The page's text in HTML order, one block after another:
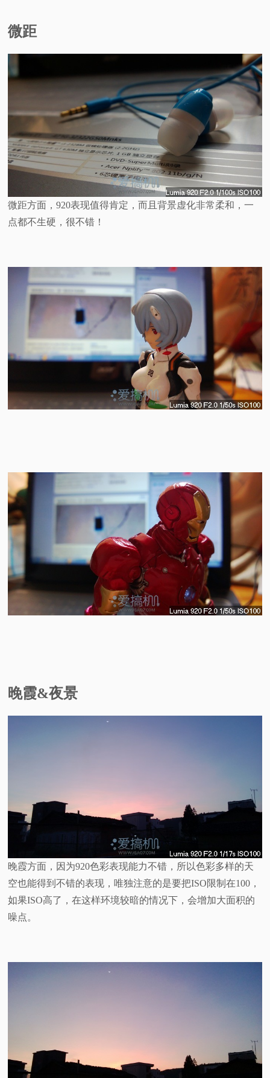
微距
微距方面，920表现值得肯定，而且背景虚化非常柔和，一
点都不生硬，很不错！
晚霞&夜景
晚霞方面，因为920色彩表现能力不错，所以色彩多样的天
空也能得到不错的表现，唯独注意的是要把ISO限制在100，
如果ISO高了，在这样环境较暗的情况下，会增加大面积的
噪点。